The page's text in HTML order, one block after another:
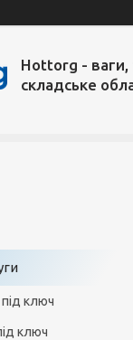
Hottorg - ваги,
складське
ключ
ключ